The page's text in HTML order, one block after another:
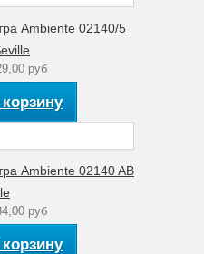
Ambiente 02140/5
руб
Ambiente 02140 AB
руб